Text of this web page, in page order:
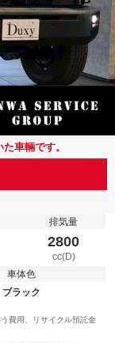
車輛です。
排気量
2800
cc(D)
車体色
ブラック
費用、リサイクル預託金